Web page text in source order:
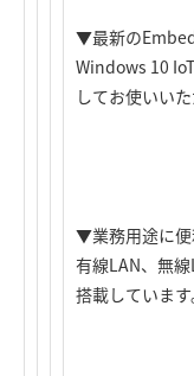
▼最新の
Windows 10
してお使いいた
▼業務用途に便
有線LAN、無
搭載しています